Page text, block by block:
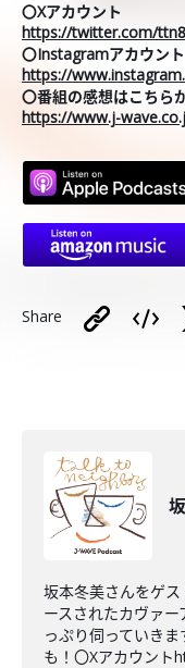
〇Xアカウント
https://twitter.com/
〇Instagramアカウント
https://
〇番組の感想はこちら
https://www.j-
Share
坂本冬美さんをゲ
ースされたカヴァ
っぷり伺っていき
も！〇Xアカウント